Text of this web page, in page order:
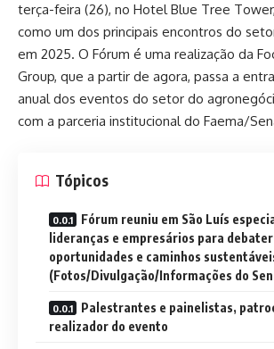
terça-feira (26), no Hotel Blue Tree
como um dos principais encontros do
em 2025. O Fórum é uma realização da
Group, que a partir de agora, passa a
anual dos eventos do setor do
com a parceria institucional do Faema/
Tópicos
Fórum reuniu em São Luís
lideranças e empresários para
oportunidades e caminhos
(Fotos/Divulgação/Informações do
Palestrantes e painelistas,
realizador do evento